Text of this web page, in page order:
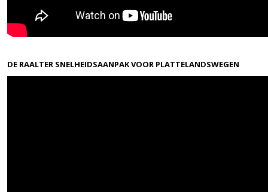
DE RAALTER SNELHEIDSAANPAK VOOR PLATTELANDSWEGEN